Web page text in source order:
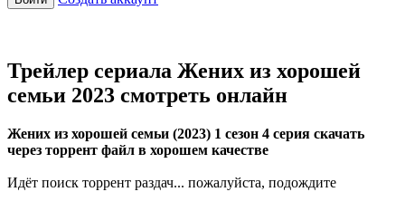
Трейлер сериала Жених из хорошей
семьи 2023 смотреть онлайн
Жених из хорошей семьи (2023) 1 сезон 4 серия скачать
через торрент файл в хорошем качестве
Идёт поиск торрент раздач... пожалуйста, подождите